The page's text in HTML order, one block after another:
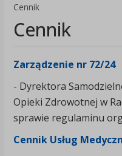
Cennik
Cennik
Zarządzenie nr 72/24
- Dyrektora
Opieki Zdrowotnej w
sprawie regulaminu
Cennik Usług